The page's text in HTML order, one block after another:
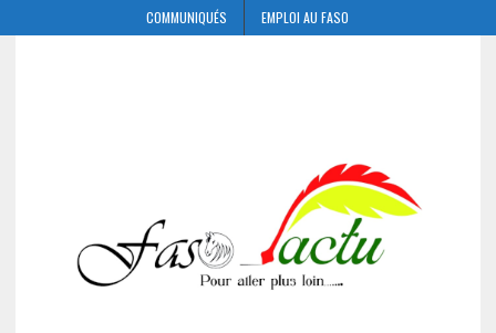
COMMUNIQUÉS EMPLOI AU FASO